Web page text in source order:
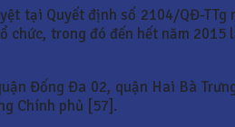
tại Quyết định số 2104/QĐ-TTg
chức, trong đó đến hết năm 2015
Đống Đa 02, quận Hai Bà
Chính phủ [57].